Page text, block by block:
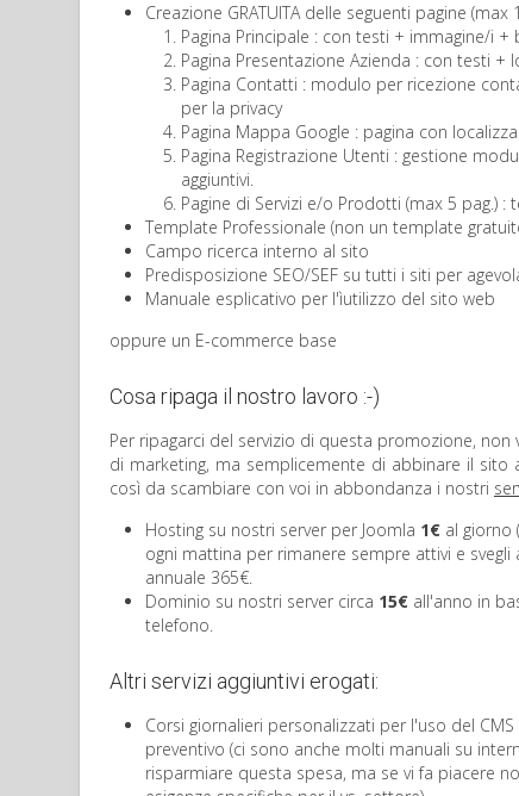
Creazione GRATUITA delle seguenti pagine
Pagina Principale : con testi + immagine/i
Pagina Presentazione Azienda : con testi +
Pagina Contatti : modulo per ricezione
per la privacy
Pagina Mappa Google : pagina con
Pagina Registrazione Utenti : gestione
aggiuntivi.
Pagine di Servizi e/o Prodotti (max 5 pag.) :
Template Professionale (non un template
Campo ricerca interno al sito
Predisposizione SEO/SEF su tutti i siti per
Manuale esplicativo per l'ìutilizzo del sito web
oppure un E-commerce base
Cosa ripaga il nostro lavoro :-)
Per ripagarci del servizio di questa promozione,
di marketing, ma semplicemente di abbinare il sito
così da scambiare con voi in abbondanza i nostri
Hosting su nostri server per Joomla 1€ al giorno
ogni mattina per rimanere sempre attivi e
annuale 365€.
Dominio su nostri server circa 15€ all'anno in
telefono.
Altri servizi aggiuntivi erogati:
Corsi giornalieri personalizzati per l'uso del
preventivo (ci sono anche molti manuali su
risparmiare questa spesa, ma se vi fa piacere